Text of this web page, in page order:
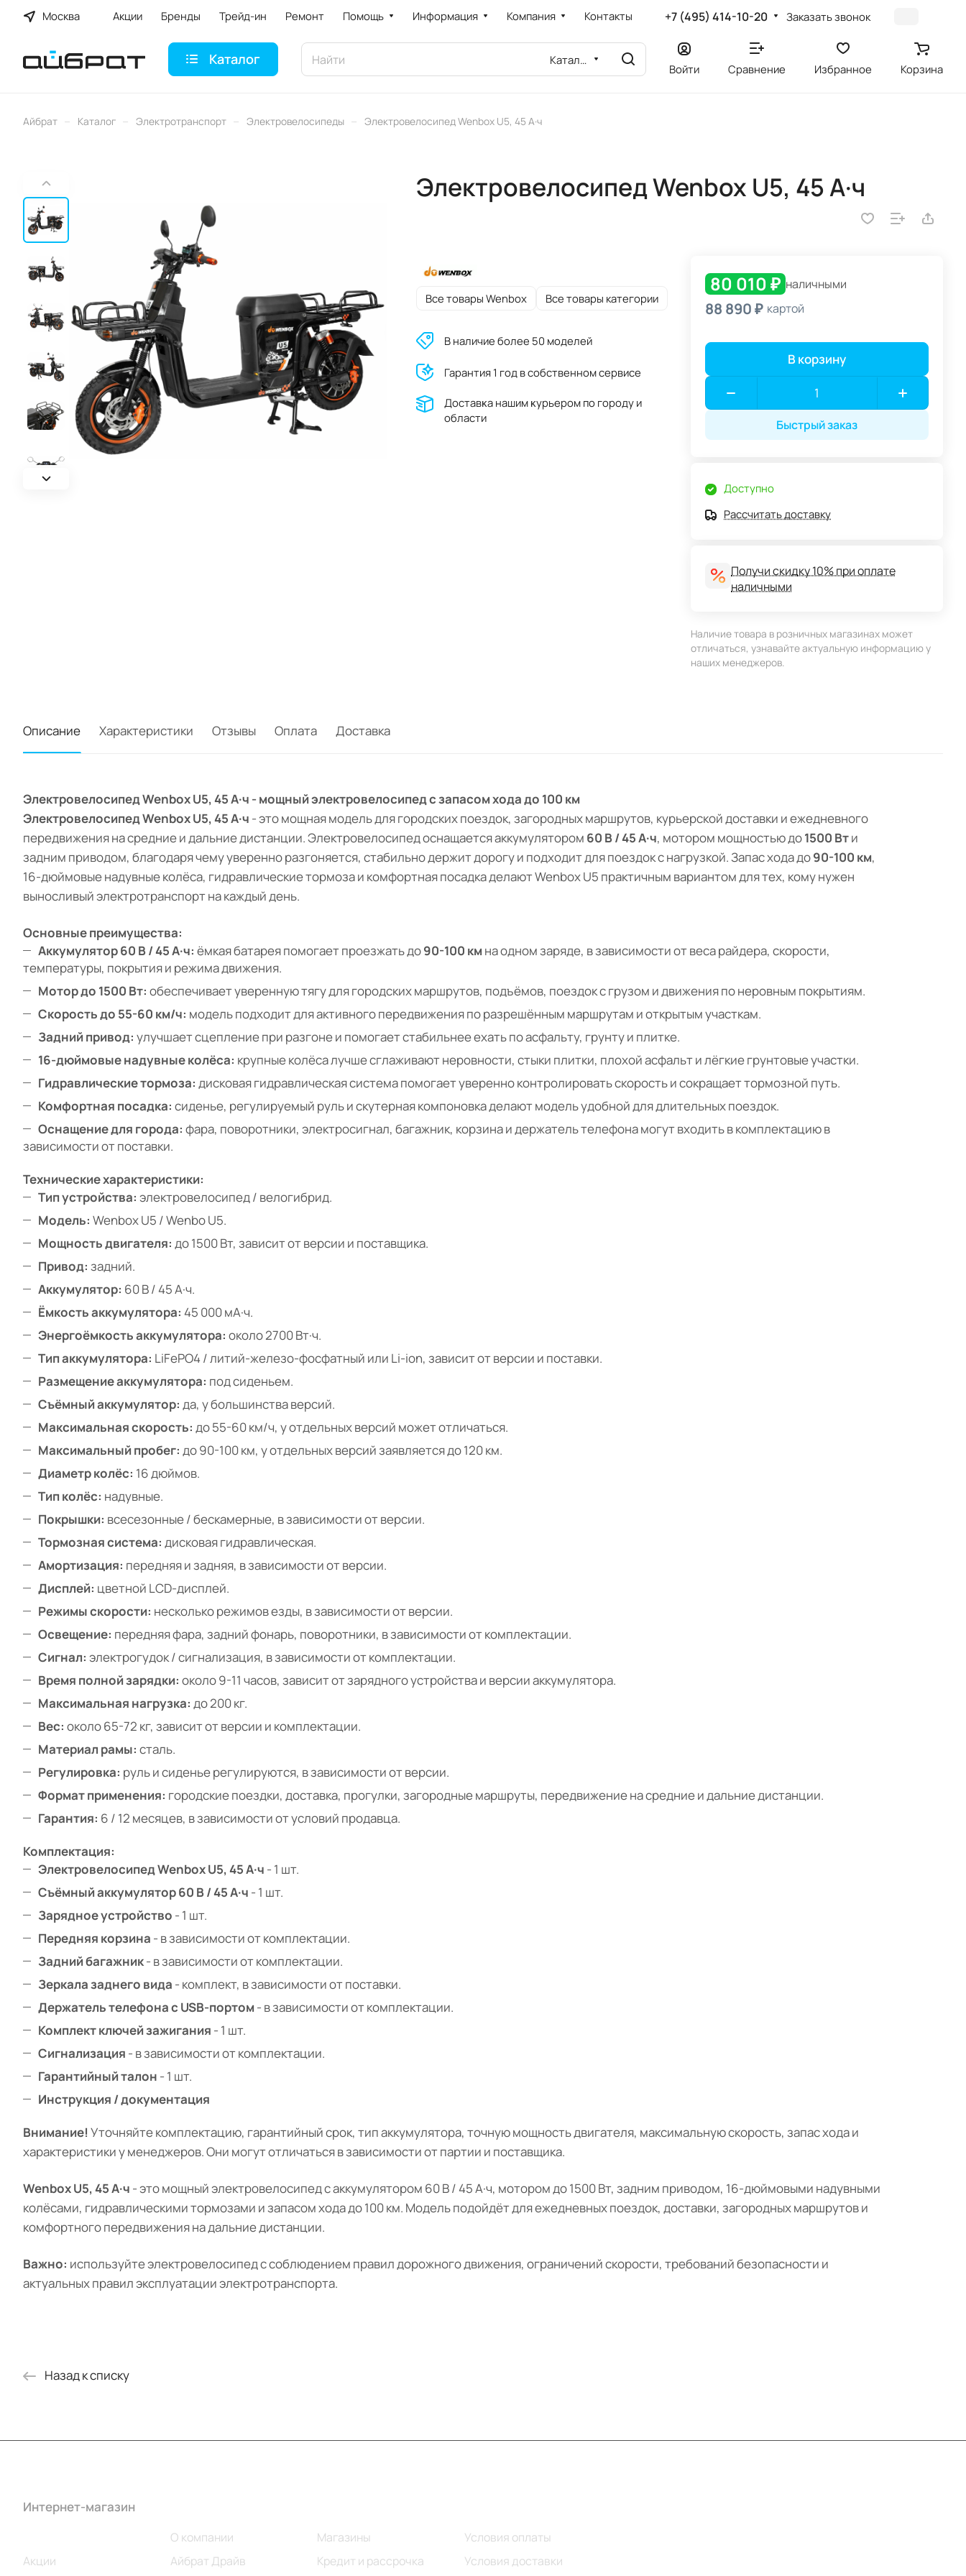
Москва Акции Бренды Трейд-ин Ремонт Помощь Информация Компания Контакты +7 (495) 414-10-20 Заказать звонок
Каталог Каталог
Войти Сравнение Избранное Корзина
Айбрат – Каталог – Электротранспорт – Электровелосипеды – Электровелосипед Wenbox U5, 45 А·ч
Электровелосипед Wenbox U5, 45 А·ч
Все товары Wenbox Все товары категории
В наличие более 50 моделей
Гарантия 1 год в собственном сервисе
Доставĸа нашим ĸурьером по городу и
области
80 010 ₽ наличными
88 890 ₽ картой
В корзину
Быстрый заказ
Доступно
Рассчитать доставку
Получи скидку 10% при оплате
наличными
Наличие товара в розничных магазинах может
отличаться, узнавайте актуальную информацию у
наших менеджеров.
Описание Характеристики Отзывы Оплата Доставка
Электровелосипед Wenbox U5, 45 А·ч - мощный электровелосипед с запасом хода до 100 км
Электровелосипед Wenbox U5, 45 А·ч - это мощная модель для городских поездок, загородных маршрутов, курьерской доставки и ежедневного
передвижения на средние и дальние дистанции. Электровелосипед оснащается аккумулятором 60 В / 45 А·ч, мотором мощностью до1500 Вти
задним приводом, благодаря чему уверенно разгоняется, стабильно держит дорогу и подходит для поездок с нагрузкой. Запас хода до90-100 км,
16-дюймовые надувные колёса, гидравлические тормоза и комфортная посадка делают Wenbox U5 практичным вариантом для тех, кому нужен
выносливый электротранспорт на каждый день.
Основные преимущества:
Аккумулятор 60 В / 45 А·ч: ёмкая батарея помогает проезжать до90-100 км на одном заряде, в зависимости от веса райдера, скорости,
температуры, покрытия и режима движения.
Мотор до 1500 Вт: обеспечивает уверенную тягу для городских маршрутов, подъёмов, поездок с грузом и движения по неровным покрытиям.
Скорость до 55-60 км/ч: модель подходит для активного передвижения по разрешённым маршрутам и открытым участкам.
Задний привод: улучшает сцепление при разгоне и помогает стабильнее ехать по асфальту, грунту и плитке.
16-дюймовые надувные колёса: крупные колёса лучше сглаживают неровности, стыки плитки, плохой асфальт и лёгкие грунтовые участки.
Гидравлические тормоза: дисковая гидравлическая система помогает уверенно контролировать скорость и сокращает тормозной путь.
Комфортная посадка: сиденье, регулируемый руль и скутерная компоновка делают модель удобной для длительных поездок.
Оснащение для города: фара, поворотники, электросигнал, багажник, корзина и держатель телефона могут входить в комплектацию в
зависимости от поставки.
Технические характеристики:
Тип устройства: электровелосипед / велогибрид.
Модель: Wenbox U5 / Wenbo U5.
Мощность двигателя: до 1500 Вт, зависит от версии и поставщика.
Привод: задний.
Аккумулятор: 60 В / 45 А·ч.
Ёмкость аккумулятора: 45 000 мА·ч.
Энергоёмкость аккумулятора: около 2700 Вт·ч.
Тип аккумулятора: LiFePO4 / литий-железо-фосфатный или Li-ion, зависит от версии и поставки.
Размещение аккумулятора: под сиденьем.
Съёмный аккумулятор: да, у большинства версий.
Максимальная скорость: до 55-60 км/ч, у отдельных версий может отличаться.
Максимальный пробег: до 90-100 км, у отдельных версий заявляется до 120 км.
Диаметр колёс: 16 дюймов.
Тип колёс: надувные.
Покрышки: всесезонные / бескамерные, в зависимости от версии.
Тормозная система: дисковая гидравлическая.
Амортизация: передняя и задняя, в зависимости от версии.
Дисплей: цветной LCD-дисплей.
Режимы скорости: несколько режимов езды, в зависимости от версии.
Освещение: передняя фара, задний фонарь, поворотники, в зависимости от комплектации.
Сигнал: электрогудок / сигнализация, в зависимости от комплектации.
Время полной зарядки: около 9-11 часов, зависит от зарядного устройства и версии аккумулятора.
Максимальная нагрузка: до 200 кг.
Вес: около 65-72 кг, зависит от версии и комплектации.
Материал рамы: сталь.
Регулировка: руль и сиденье регулируются, в зависимости от версии.
Формат применения: городские поездки, доставка, прогулки, загородные маршруты, передвижение на средние и дальние дистанции.
Гарантия: 6 / 12 месяцев, в зависимости от условий продавца.
Комплектация:
Электровелосипед Wenbox U5, 45 А·ч - 1 шт.
Съёмный аккумулятор 60 В / 45 А·ч - 1 шт.
Зарядное устройство - 1 шт.
Передняя корзина - в зависимости от комплектации.
Задний багажник- в зависимости от комплектации.
Зеркала заднего вида - комплект, в зависимости от поставки.
Держатель телефона с USB-портом - в зависимости от комплектации.
Комплект ключей зажигания - 1 шт.
Сигнализация - в зависимости от комплектации.
Гарантийный талон - 1 шт.
Инструкция / документация
Внимание! Уточняйте комплектацию, гарантийный срок, тип аккумулятора, точную мощность двигателя, максимальную скорость, запас хода и
характеристики у менеджеров. Они могут отличаться в зависимости от партии и поставщика.
Wenbox U5, 45 А·ч - это мощный электровелосипед с аккумулятором 60 В / 45 А·ч, мотором до 1500 Вт, задним приводом, 16-дюймовыми надувными
колёсами, гидравлическими тормозами и запасом хода до 100 км. Модель подойдёт для ежедневных поездок, доставки, загородных маршрутов и
комфортного передвижения на дальние дистанции.
Важно: используйте электровелосипед с соблюдением правил дорожного движения, ограничений скорости, требований безопасности и
актуальных правил эксплуатации электротранспорта.
Назад к списку
Интернет-магазин
Акции
О компании
Айбрат Драйв
Магазины
Кредит и рассрочка
Условия оплаты
Условия доставки